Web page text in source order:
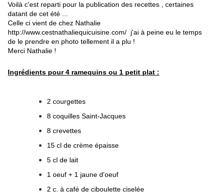
Voilà c'est reparti pour la publication des recettes , certaines
datant de cet été ...
Celle ci vient de chez Nathalie
http://www.cestnathaliequicuisine.com/ j'ai à peine eu le temps
de le prendre en photo tellement il a plu !
Merci Nathalie !
Ingrédients pour 4 ramequins ou 1 petit plat :
2 courgettes
8 coquilles Saint-Jacques
8 crevettes
15 cl de crème épaisse
5 cl de lait
1 oeuf + 1 jaune d'oeuf
2 c. à café de ciboulette ciselée